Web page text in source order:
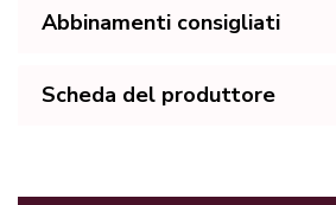
Abbinamenti consigliati
Scheda del produttore